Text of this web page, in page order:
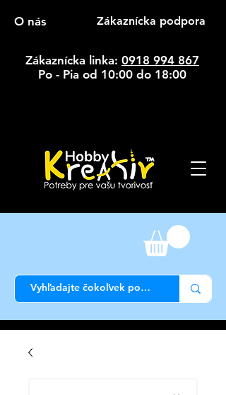
O nás Zákaznícka podpora
Zákaznícka linka: 0918 994 867
Po - Pia od 10:00 do 18:00